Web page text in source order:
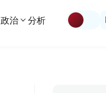
政治 分析